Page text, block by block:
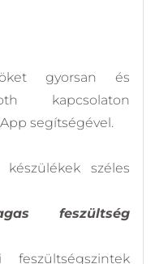
gyorsan és
kapcsolaton
segítségével.
széles
feszültség